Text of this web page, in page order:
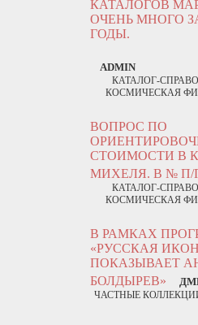
КАТАЛОГОВ
ОЧЕНЬ МНОГО
ГОДЫ.
ADMIN
КАТАЛОГ-
КОСМИЧЕСКАЯ
ВОПРОС ПО
СТОИМОСТИ В
МИХЕЛЯ. В № П/
КАТАЛОГ-
КОСМИЧЕСКАЯ
В РАМКАХ
«РУССКАЯ
ПОКАЗЫВАЕТ
БОЛДЫРЕВ»
ЧАСТНЫЕ